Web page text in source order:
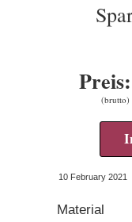
Material
Preis:
(brutto)
10 February 2021